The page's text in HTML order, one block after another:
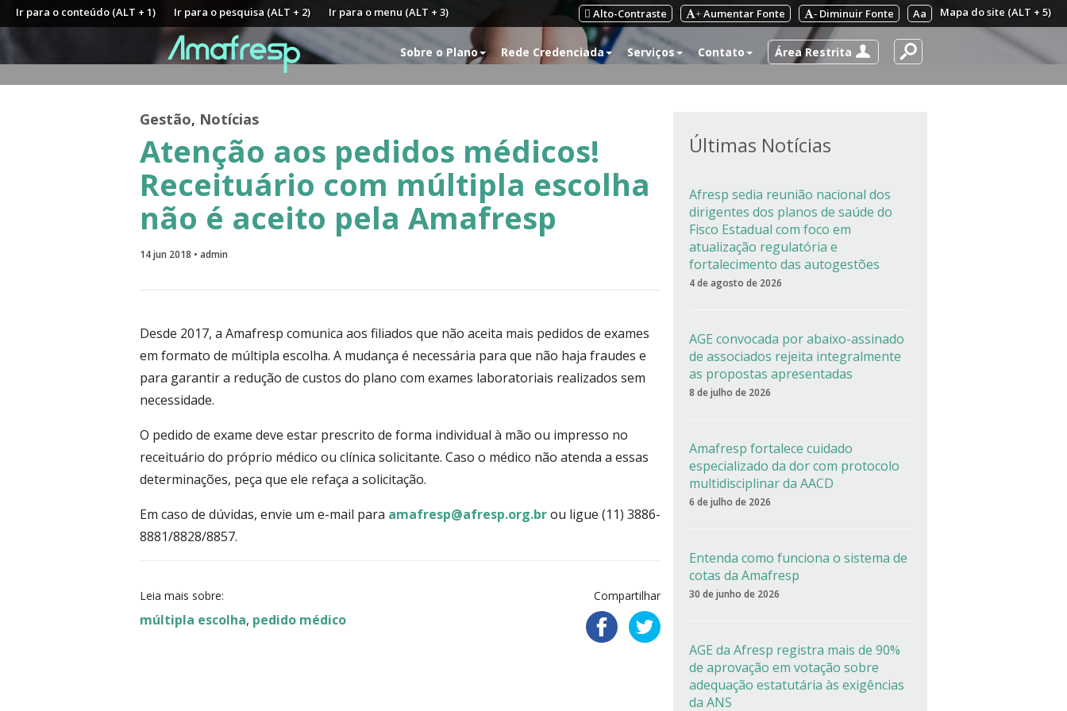
Ir para o conteúdo (ALT + 1) Ir para o pesquisa (ALT + 2) Ir para o menu (ALT + 3) Mapa do site (ALT + 5)
Aa
- Diminuir Fonte
+ Aumentar Fonte
Alto-Contraste
Sobre o Plano Rede Credenciada Serviços Contato Área Restrita
Gestão, Notícias
Atenção aos pedidos médicos!
Receituário com múltipla escolha
não é aceito pela Amafresp
14 jun 2018 • admin
Desde 2017, a Amafresp comunica aos filiados que não aceita mais pedidos de exames
em formato de múltipla escolha. A mudança é necessária para que não haja fraudes e
para garantir a redução de custos do plano com exames laboratoriais realizados sem
necessidade.
O pedido de exame deve estar prescrito de forma individual à mão ou impresso no
receituário do próprio médico ou clínica solicitante. Caso o médico não atenda a essas
determinações, peça que ele refaça a solicitação.
Em caso de dúvidas, envie um e-mail para amafresp@afresp.org.brou ligue (11) 3886-
8881/8828/8857.
Leia mais sobre:
múltipla escolha, pedido médico
Compartilhar
Últimas Notícias
Afresp sedia reunião nacional dos
dirigentes dos planos de saúde do
Fisco Estadual com foco em
atualização regulatória e
fortalecimento das autogestões
4 de agosto de 2026
AGE convocada por abaixo-assinado
de associados rejeita integralmente
as propostas apresentadas
8 de julho de 2026
Amafresp fortalece cuidado
especializado da dor com protocolo
multidisciplinar da AACD
6 de julho de 2026
Entenda como funciona o sistema de
cotas da Amafresp
30 de junho de 2026
AGE da Afresp registra mais de 90%
de aprovação em votação sobre
adequação estatutária às exigências
da ANS